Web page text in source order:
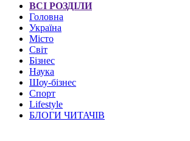
ВСІ РОЗДІЛИ
Головна
Україна
Місто
Світ
Бізнес
Наука
Шоу-бізнес
Спорт
Lifestyle
БЛОГИ ЧИТАЧІВ